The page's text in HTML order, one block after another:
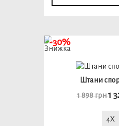
Штани
1 898 грн1
4X
-30%